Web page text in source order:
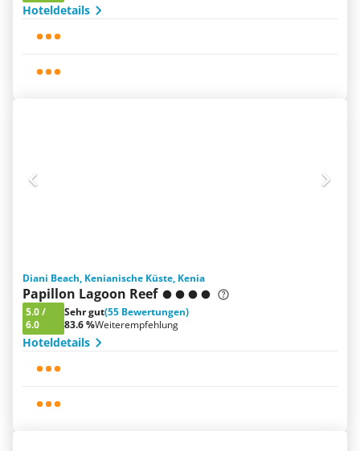
Hoteldetails
Diani Beach, Kenianische Küste, Kenia
Papillon Lagoon Reef
5.0/
6.0
Sehr gut(55 Bewertungen)
83.6 %Weiterempfehlung
Hoteldetails